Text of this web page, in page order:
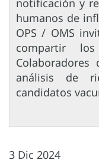
humanos de
OPS / OMS
compartir
análisis de
candidatos
3 Dic 2024